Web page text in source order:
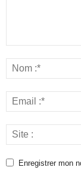
Enregistrer mon